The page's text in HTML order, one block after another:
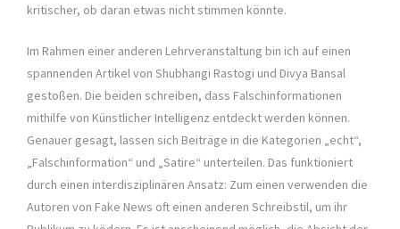
kritischer, ob daran etwas nicht stimmen könnte.
Im Rahmen einer anderen Lehrveranstaltung bin ich auf einen
spannenden Artikel von Shubhangi Rastogi und Divya Bansal
gestoßen. Die beiden schreiben, dass Falschinformationen
mithilfe von Künstlicher Intelligenz entdeckt werden können.
Genauer gesagt, lassen sich Beiträge in die Kategorien „echt“,
„Falschinformation“ und „Satire“ unterteilen. Das funktioniert
durch einen interdisziplinären Ansatz: Zum einen verwenden die
Autoren von Fake News oft einen anderen Schreibstil, um ihr